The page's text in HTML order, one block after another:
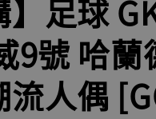
】足球
9號 哈蘭
人偶